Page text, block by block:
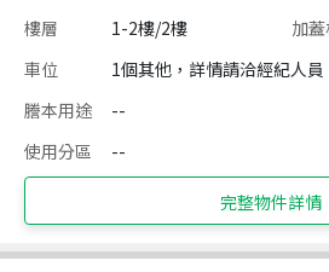
樓層
1-2樓/2樓 加
車位
1個其他，詳情請洽經紀人員
謄本用途
--
使用分區
--
完整物件詳情